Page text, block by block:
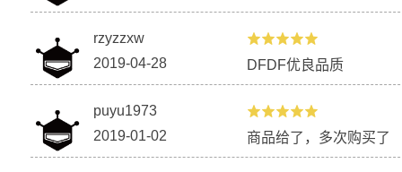
rzyzzxw
2019-04-28
DFDF优良品质
puyu1973
2019-01-02
商品给了，多次购买了